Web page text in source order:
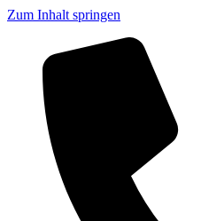
Zum Inhalt springen